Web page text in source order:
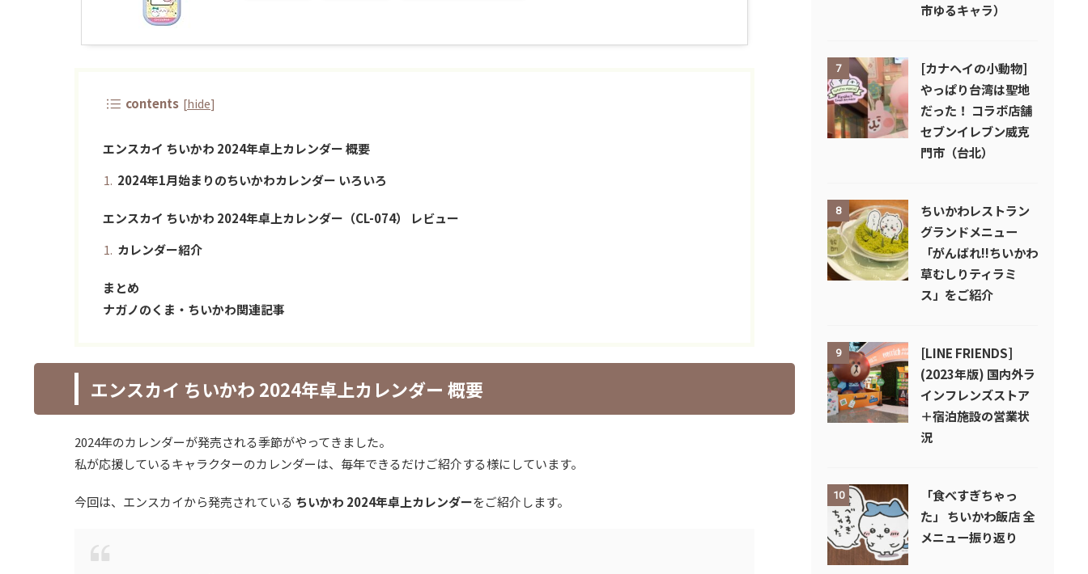
contents [hide]
エンスカイ ちいかわ 2024年卓上カレンダー 概要
2024年1月始まりのちいかわカレンダー いろいろ
エンスカイ ちいかわ 2024年卓上カレンダー（CL-074） レビュー
カレンダー紹介
まとめ
ナガノのくま・ちいかわ関連記事
エンスカイ ちいかわ 2024年卓上カレンダー 概要
2024年のカレンダーが発売される季節がやってきました。
私が応援しているキャラクターのカレンダーは、毎年できるだけご紹介する様にしています。
今回は、エンスカイから発売されている ちいかわ 2024年卓上カレンダーをご紹介します。
市ゆるキャラ）
7
[カナヘイの小動物]
やっぱり台湾は聖地
だった！ コラボ店舗
セブンイレブン威克
門市（台北）
8
ちいかわレストラン
グランドメニュー
「がんばれ!!ちいかわ
草むしりティラミ
ス」をご紹介
9
[LINE FRIENDS]
(2023年版) 国内外ラ
インフレンズストア
＋宿泊施設の営業状
況
10
「食べすぎちゃっ
た」 ちいかわ飯店 全
メニュー振り返り